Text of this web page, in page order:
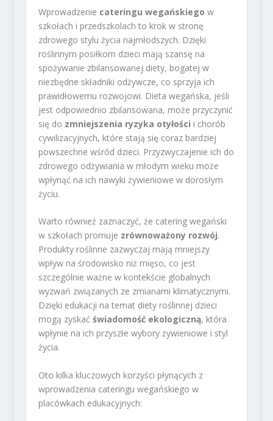
Wprowadzenie cateringu wegańskiego w
szkołach i przedszkolach to krok w stronę
zdrowego stylu życia najmłodszych. Dzięki
roślinnym posiłkom dzieci mają szansę na
spożywanie zbilansowanej diety, bogatej w
niezbędne składniki odżywcze, co sprzyja ich
prawidłowemu rozwojowi. Dieta wegańska, jeśli
jest odpowiednio zbilansowana, może przyczynić
się do zmniejszenia ryzyka otyłości i chorób
cywilizacyjnych, które stają się coraz bardziej
powszechne wśród dzieci. Przyzwyczajenie ich do
zdrowego odżywiania w młodym wieku może
wpłynąć na ich nawyki żywieniowe w dorosłym
życiu.
Warto również zaznaczyć, że catering wegański
w szkołach promuje zrównoważony rozwój.
Produkty roślinne zazwyczaj mają mniejszy
wpływ na środowisko niż mięso, co jest
szczególnie ważne w kontekście globalnych
wyzwań związanych ze zmianami klimatycznymi.
Dzięki edukacji na temat diety roślinnej dzieci
mogą zyskać świadomość ekologiczną, która
wpłynie na ich przyszłe wybory żywieniowe i styl
życia.
Oto kilka kluczowych korzyści płynących z
wprowadzenia cateringu wegańskiego w
placówkach edukacyjnych: